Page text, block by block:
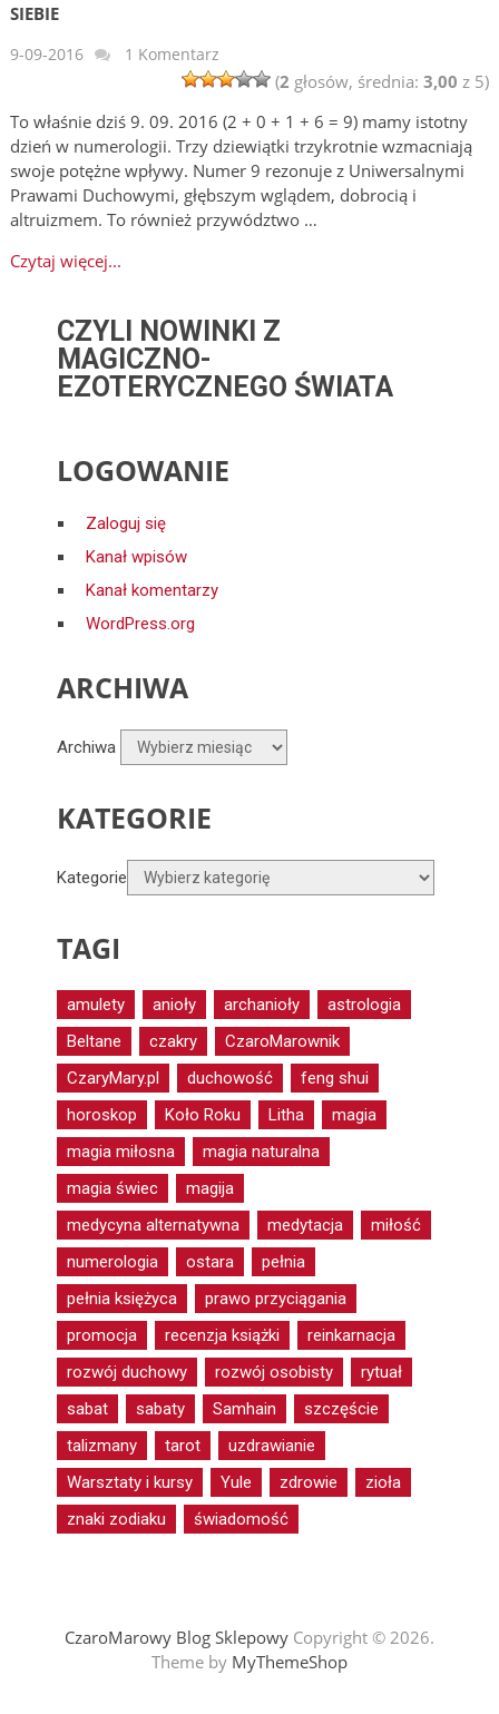
SIEBIE
9-09-2016 1 Komentarz
(2 głosów, średnia: 3,00 z 5)
To właśnie dziś 9. 09. 2016 (2 + 0 + 1 + 6 = 9) mamy istotny
dzień w numerologii. Trzy dziewiątki trzykrotnie wzmacniają
swoje potężne wpływy. Numer 9 rezonuje z Uniwersalnymi
Prawami Duchowymi, głębszym wglądem, dobrocią i
altruizmem. To również przywództwo …
Czytaj więcej...
CZYLI NOWINKI Z
MAGICZNO-
EZOTERYCZNEGO ŚWIATA
LOGOWANIE
Zaloguj się
Kanał wpisów
Kanał komentarzy
WordPress.org
ARCHIWA
Archiwa
KATEGORIE
Kategorie
TAGI
amulety anioły archanioły
astrologia
Beltane
czakry
CzaroMarownik
CzaryMary.pl
duchowość
feng shui
horoskop
Koło Roku Litha
magia
magia miłosna
magia naturalna
magia świec
magija
medycyna alternatywna
medytacja
miłość
numerologia
ostara
pełnia
pełnia księżyca
prawo przyciągania
promocja
recenzja książki
reinkarnacja
rozwój duchowy
rozwój osobisty
rytuał
sabat
sabaty Samhain
szczęście
talizmany
tarot
uzdrawianie
Warsztaty i kursy
Yule zdrowie
zioła
znaki zodiaku
świadomość
CzaroMarowy Blog SklepowyCopyright © 2026.
Theme by MyThemeShop